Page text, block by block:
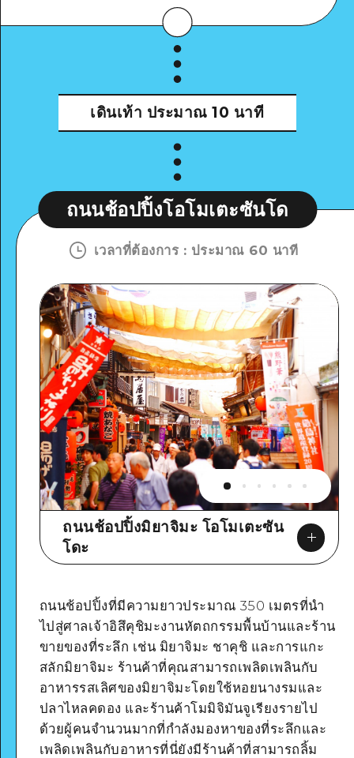
เดินเท้า ประมาณ 10 นาที
ถนนช้อปปิ้งโอโมเตะซันโด
เวลาที่ต้องการ : ประมาณ 60 นาที
ถนนช้อปปิ้งมิยาจิมะ โอโมเตะซัน
โดะ
Google Maps
ดูรายละเอียด
ถนนช้อปปิ้งที่มีความยาวประมาณ 350 เมตรที่นำ
ไปสู่ศาลเจ้าอิสึคุชิมะงานหัตถกรรมพื้นบ้านและร้าน
ขายของที่ระลึก เช่น มิยาจิมะ ชาคุชิ และการแกะ
สลักมิยาจิมะ ร้านค้าที่คุณสามารถเพลิดเพลินกับ
อาหารรสเลิศของมิยาจิมะโดยใช้หอยนางรมและ
ปลาไหลคดอง และร้านค้าโมมิจิมันจูเรียงรายไป
ด้วยผู้คนจำนวนมากที่กำลังมองหาของที่ระลึกและ
เพลิดเพลินกับอาหารที่นี่ยังมีร้านค้าที่สามารถลิ้ม